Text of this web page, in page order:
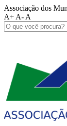
Associação dos
A+ A- A